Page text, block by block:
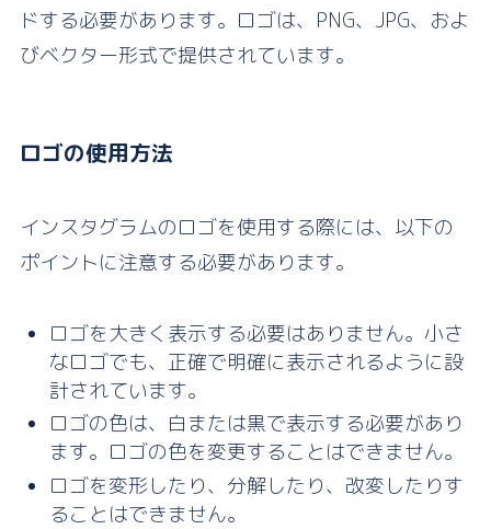
ドする必要があります。ロゴは、PNG、JPG、およ
びベクター形式で提供されています。
ロゴの使用方法
インスタグラムのロゴを使用する際には、以下の
ポイントに注意する必要があります。
ロゴを大きく表示する必要はありません。小さ
なロゴでも、正確で明確に表示されるように設
計されています。
ロゴの色は、白または黒で表示する必要があり
ます。ロゴの色を変更することはできません。
ロゴを変形したり、分解したり、改変したりす
ることはできません。